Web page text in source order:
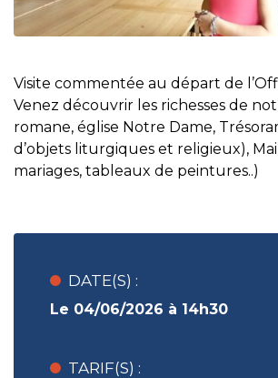
Visite commentée au départ de
Venez découvrir les richesses de
romane, église Notre Dame,
d’objets liturgiques et religieux),
mariages, tableaux de peintures..)
DATE(S) :
Le 04/06/2026 à 14h30
TARIF(S) :